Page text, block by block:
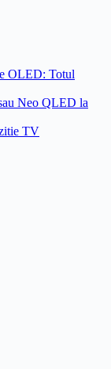
OLED: Totul
Neo QLED la
TV